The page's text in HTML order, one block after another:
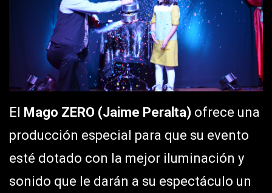
El Mago ZERO (Jaime Peralta) ofrece una
producción especial para que su evento
esté dotado con la mejor iluminación y
sonido que le darán a su espectáculo un